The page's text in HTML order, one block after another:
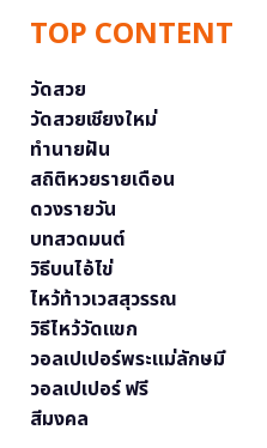
TOP CONTENT
วัดสวย
วัดสวยเชียงใหม่
ทำนายฝัน
สถิติหวยรายเดือน
ดวงรายวัน
บทสวดมนต์
วิธีบนไอ้ไข่
ไหว้ท้าวเวสสุวรรณ
วิธีไหว้วัดแขก
วอลเปเปอร์พระแม่ลักษมี
วอลเปเปอร์ ฟรี
สีมงคล